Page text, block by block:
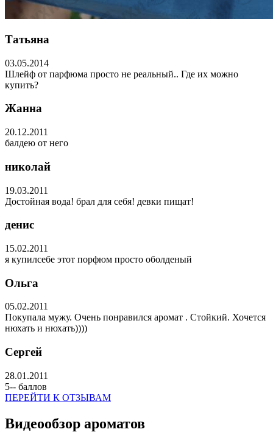
Татьяна
03.05.2014
Шлейф от парфюма просто не реальный.. Где их можно
купить?
Жанна
20.12.2011
балдею от него
николай
19.03.2011
Достойная вода! брал для себя! девки пищат!
денис
15.02.2011
я купилсебе этот порфюм просто оболденый
Ольга
05.02.2011
Покупала мужу. Очень понравился аромат . Стойкий. Хочется
нюхать и нюхать))))
Сергей
28.01.2011
5-- баллов
ПЕРЕЙТИ К ОТЗЫВАМ
Видеообзор ароматов